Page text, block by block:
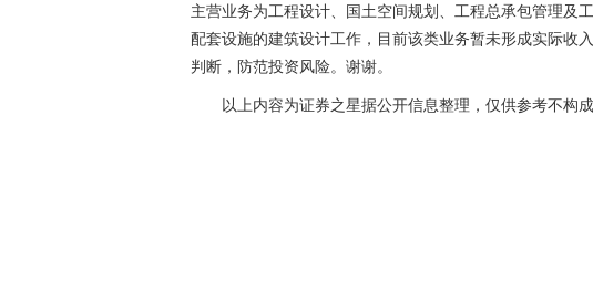
主营业务为工程设计、国土空间规划、工程总承包管理及
配套设施的建筑设计工作，目前该类业务暂未形成实际收
判断，防范投资风险。谢谢。
以上内容为证券之星据公开信息整理，仅供参考不构成